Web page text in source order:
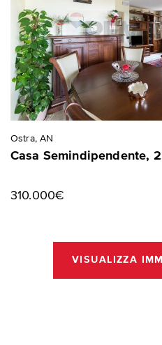
Ostra, AN
Casa Semindipendente,
310.000€
VISUALIZZA